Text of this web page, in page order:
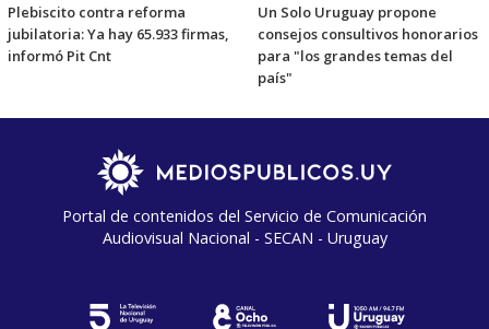
Plebiscito contra reforma
jubilatoria: Ya hay 65.933 firmas,
informó Pit Cnt
Un Solo Uruguay propone
consejos consultivos honorarios
para "los grandes temas del
país"
Portal de contenidos del Servicio de Comunicación
Audiovisual Nacional - SECAN - Uruguay